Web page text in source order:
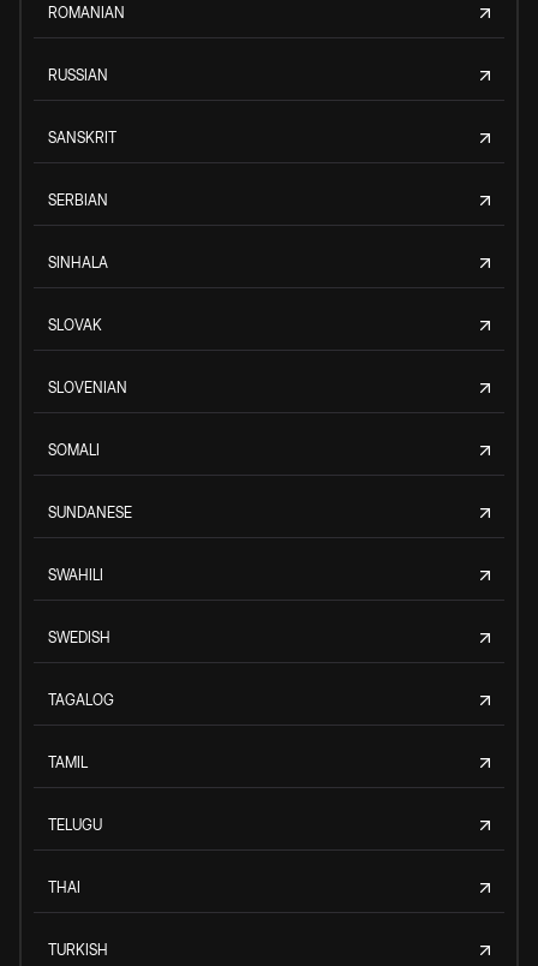
ROMANIAN
RUSSIAN
SANSKRIT
SERBIAN
SINHALA
SLOVAK
SLOVENIAN
SOMALI
SUNDANESE
SWAHILI
SWEDISH
TAGALOG
TAMIL
TELUGU
THAI
TURKISH